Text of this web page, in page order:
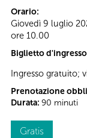
Orario:
Giovedì 9 luglio
ore 10.00
Biglietto
Ingresso gratuito;
Prenotazione
Durata: 90 minuti
Gratis